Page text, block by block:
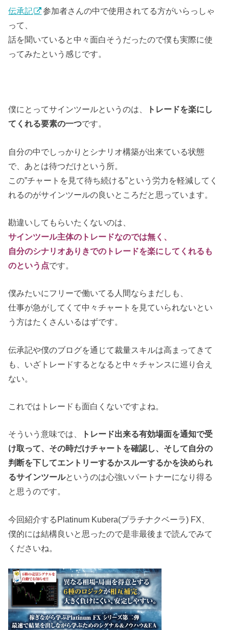
伝承記
参加者さんの中で使用されてる方がいらっしゃ
って、
話を聞いていると中々面白そうだったので僕も実際に使
ってみたという感じです。
僕にとってサインツールというのは、
トレードを楽にし
てくれる要素の一つです。
自分の中でしっかりとシナリオ構築が出来ている状態
で、あとは待つだけという所。
この”チャートを見て待ち続ける”という労力を軽減してく
れるのがサインツールの良いところだと思っています。
勘違いしてもらいたくないのは、
サインツール主体のトレードなのでは無く、
自分のシナリオありきでのトレードを楽にしてくれるも
のという点です。
僕みたいにフリーで働いてる人間ならまだしも、
仕事が急がしてくて中々チャートを見ていられないとい
う方はたくさんいるはずです。
伝承記や僕のブログを通じて裁量スキルは高まってきて
も、いざトレードするとなると中々チャンスに巡り合え
ない。
これではトレードも面白くないですよね。
そういう意味では、
トレード出来る有効場面を通知で受
け取って、その時だけチャートを確認し、そして自分の
判断を下してエントリーするかスルーするかを決められ
るサインツールというのは心強いパートナーになり得る
と思うのです。
今回紹介するPlatinum Kubera(プラチナクベーラ) FX、
僕的には結構良いと思ったので是非最後まで読んでみて
くださいね。